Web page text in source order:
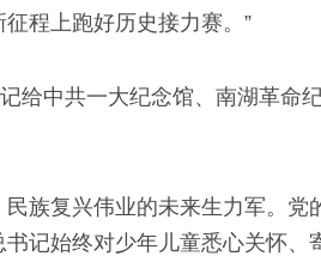
程上跑好历史接力赛。”
给中共一大纪念馆、南湖革命
族复兴伟业的未来生力军。
记始终对少年儿童悉心关怀、